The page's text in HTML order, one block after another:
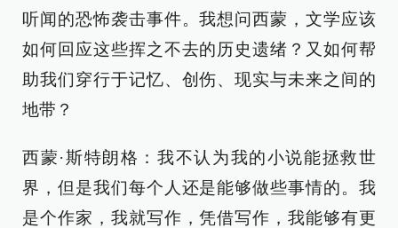
听闻的恐怖袭击事件。我想问西蒙，文学应该
如何回应这些挥之不去的历史遗绪？又如何帮
助我们穿行于记忆、创伤、现实与未来之间的
地带？
西蒙·斯特朗格：我不认为我的小说能拯救世
界，但是我们每个人还是能够做些事情的。我
是个作家，我就写作，凭借写作，我能够有更